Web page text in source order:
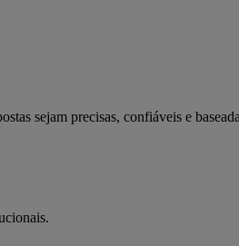
sejam precisas, confiáveis e